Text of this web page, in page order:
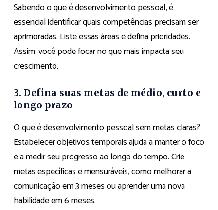
Sabendo o que é desenvolvimento pessoal, é
essencial identificar quais competências precisam ser
aprimoradas. Liste essas áreas e defina prioridades.
Assim, você pode focar no que mais impacta seu
crescimento.
3. Defina suas metas de médio, curto e
longo prazo
O que é desenvolvimento pessoal sem metas claras?
Estabelecer objetivos temporais ajuda a manter o foco
e a medir seu progresso ao longo do tempo. Crie
metas específicas e mensuráveis, como melhorar a
comunicação em 3 meses ou aprender uma nova
habilidade em 6 meses.